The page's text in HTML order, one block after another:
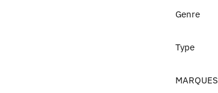
Genre
Type
MARQUES